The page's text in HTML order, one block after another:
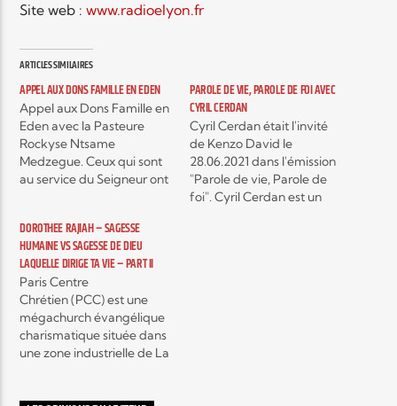
Elyon Kids
Site web :www.radioelyon.fr
ARTICLES SIMILAIRES
APPEL AUX DONS FAMILLE EN EDEN
Appel aux Dons Famille en
Eden avec la Pasteure
Rockyse Ntsame
Medzegue. Ceux qui sont
au service du Seigneur ont
l'Evangile. Nous ne
pouvons nous montrer
négligents à ce sujet, car
Jésus nous a laissé un ordre
auquel il nous faut obéir.
La…
PAROLE DE VIE, PAROLE DE FOI AVEC
CYRIL CERDAN
Cyril Cerdan était l'invité
de Kenzo David le
28.06.2021 dans l'émission
"Parole de vie, Parole de
foi". Cyril Cerdan est un
DOROTHEE RAJIAH – SAGESSE
HUMAINE VS SAGESSE DE DIEU
LAQUELLE DIRIGE TA VIE – PART II
Paris Centre
Chrétien (PCC) est une
mégachurch évangélique
charismatique située dans
une zone industrielle de La